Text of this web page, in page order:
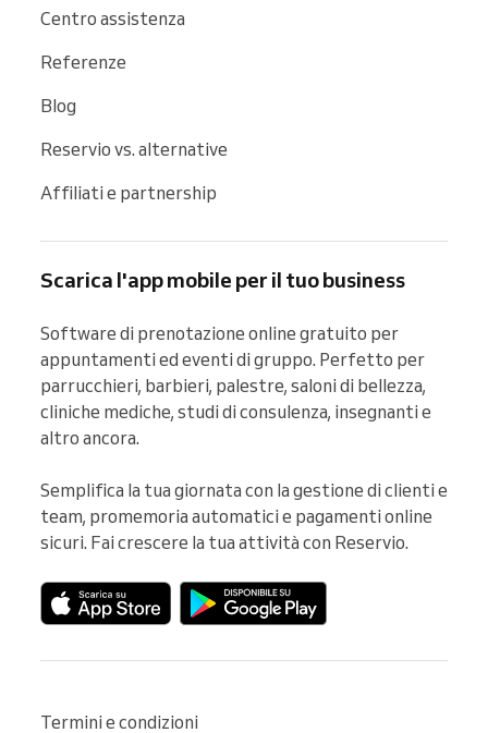
Centro assistenza
Referenze
Blog
Reservio vs. alternative
Affiliati e partnership
Scarica l'app mobile per il tuo business
Software di prenotazione online gratuito per
appuntamenti ed eventi di gruppo. Perfetto per
parrucchieri, barbieri, palestre, saloni di bellezza,
cliniche mediche, studi di consulenza, insegnanti e
altro ancora.
Semplifica la tua giornata con la gestione di clienti e
team, promemoria automatici e pagamenti online
sicuri. Fai crescere la tua attività con Reservio.
Termini e condizioni